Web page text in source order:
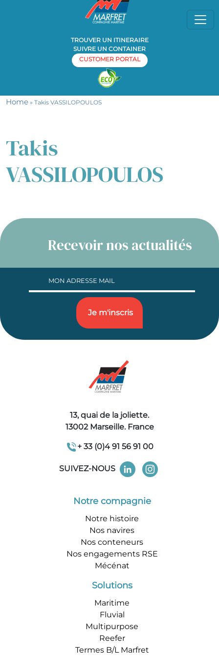
TROUVER UN ITINERAIRE
SUIVRE UN CONTAINER
CUSTOMER PORTAL
Home » Takis VASSILOPOULOS
Takis
VASSILOPOULOS
Recevoir nos actualités
13, quai de la joliette.
13002 Marseille. France
+ 33 (0)4 91 56 91 00
SUIVEZ-NOUS
Notre compagnie
Notre histoire
Nos navires
Nos conteneurs
Nos engagements RSE
Mécénat
Solutions
Maritime
Fluvial
Multipurpose
Reefer
Termes B/L Marfret